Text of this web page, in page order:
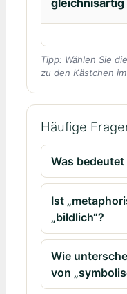
gleichnisartig
Tipp: Wählen Sie
zu den Kästchen
Häufige
Was
Ist
„bildlich“?
Wie
von